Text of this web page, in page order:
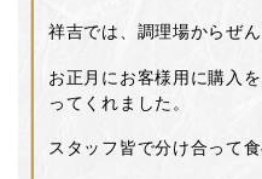
祥吉では、調理場からぜん
お正月にお客様用に購入
ってくれました。
スタッフ皆で分け合って